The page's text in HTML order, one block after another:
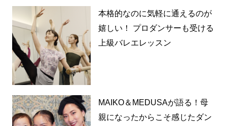
本格的なのに気軽に通えるのが
嬉しい！ プロダンサーも受ける
上級バレエレッスン
MAIKO＆MEDUSAが語る！母
親になったからこそ感じたダン